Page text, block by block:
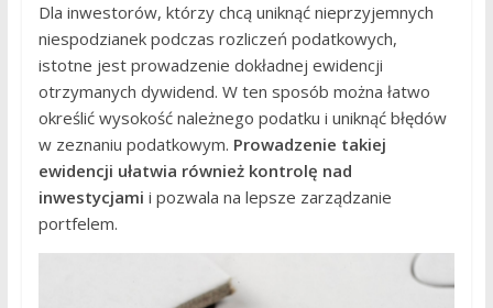
Dla inwestorów, którzy chcą uniknąć nieprzyjemnych
niespodzianek podczas rozliczeń podatkowych,
istotne jest prowadzenie dokładnej ewidencji
otrzymanych dywidend. W ten sposób można łatwo
określić wysokość należnego podatku i uniknąć błędów
w zeznaniu podatkowym. Prowadzenie takiej
ewidencji ułatwia również kontrolę nad
inwestycjami i pozwala na lepsze zarządzanie
portfelem.